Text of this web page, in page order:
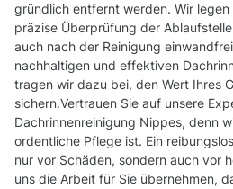
gründlich entfernt werden. Wir
präzise Überprüfung der
auch nach der Reinigung
nachhaltigen und effektiven
tragen wir dazu bei, den Wert Ihres
sichern.Vertrauen Sie auf unsere
Dachrinnenreinigung Nippes, denn
ordentliche Pflege ist. Ein
nur vor Schäden, sondern auch vor
uns die Arbeit für Sie übernehmen,